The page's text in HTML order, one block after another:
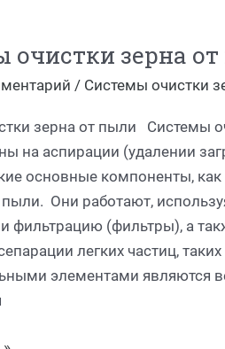
очистки зерна
/ Системы очистки
зерна от пыли Системы
на аспирации (удалении
основные компоненты,
Они работают,
фильтрацию (фильтры), а
легких частиц,
элементами являются